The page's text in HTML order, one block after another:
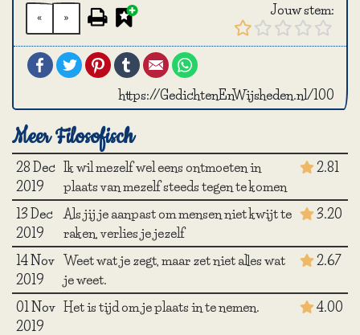
« »
Jouw stem:
FacebookTwitterPinterestTumblrEmail
https://GedichtenEnWijsheden.nl/100
Meer Filosofisch
28 Dec
2019
Ik wil mezelf wel eens ontmoeten in
plaats van mezelf steeds tegen te komen
2.81
13 Dec
2019
Als jij je aanpast om mensen niet kwijt te
raken, verlies je jezelf
3.20
14 Nov
2019
Weet wat je zegt, maar zet niet alles wat
je weet.
2.67
01 Nov
2019
Het is tijd om je plaats in te nemen. 4.00